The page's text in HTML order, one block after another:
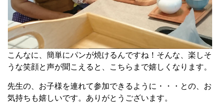
こんなに、簡単にパンが焼けるんですね！そんな、楽しそ
うな笑顔と声が聞こえると、こちらまで嬉しくなります。
先生の、お子様を連れて参加できるように・・・との、お
気持ちも嬉しいです。ありがとうございます。